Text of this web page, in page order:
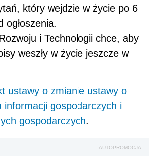
który wejdzie w życie po 6
ogłoszenia.
i Technologii chce, aby
weszły w życie jeszcze w
ustawy o zmianie ustawy o
informacji gospodarczych i
gospodarczych.
AUTOPROMOCJA